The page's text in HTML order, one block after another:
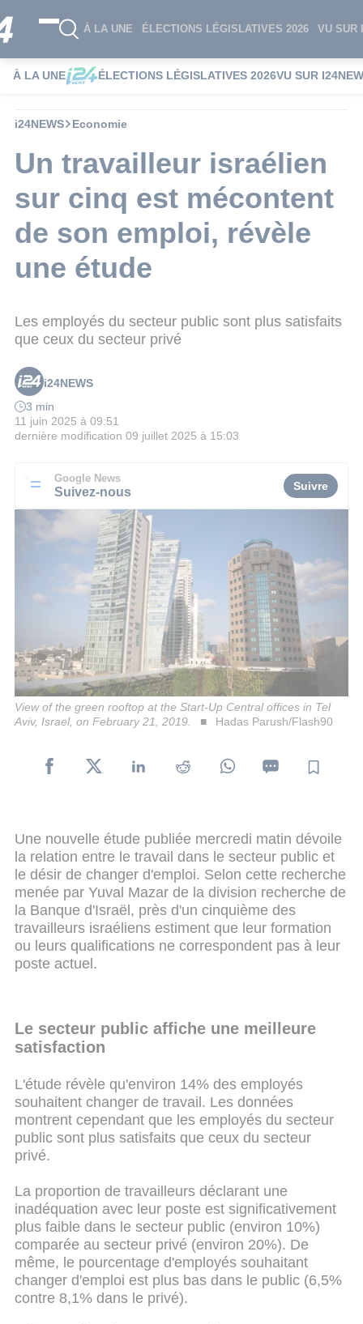
À LA UNE ÉLECTIONS LÉGISLATIVES 2026 VU SUR
À LA UNE ÉLECTIONS LÉGISLATIVES 2026VU SUR
i24NEWS Economie
Un travailleur israélien
sur cinq est mécontent
de son emploi, révèle
une étude
Les employés du secteur public sont plus satisfaits
que ceux du secteur privé
i24NEWS
3 min
11 juin 2025 à 09:51
dernière modification 09 juillet 2025 à 15:03
Google News
Suivez-nous Suivre
View of the green rooftop at the Start-Up Central offices in Tel
Aviv, Israel, on February 21, 2019.
Hadas Parush/Flash90
Une nouvelle étude publiée mercredi matin dévoile
la relation entre le travail dans le secteur public et
le désir de changer d'emploi. Selon cette recherche
menée par Yuval Mazar de la division recherche de
la Banque d'Israël, près d'un cinquième des
travailleurs israéliens estiment que leur formation
ou leurs qualifications ne correspondent pas à leur
poste actuel.
Le secteur public affiche une meilleure
satisfaction
L'étude révèle qu'environ 14% des employés
souhaitent changer de travail. Les données
montrent cependant que les employés du secteur
public sont plus satisfaits que ceux du secteur
privé.
La proportion de travailleurs déclarant une
inadéquation avec leur poste est significativement
plus faible dans le secteur public (environ 10%)
comparée au secteur privé (environ 20%). De
même, le pourcentage d'employés souhaitant
changer d'emploi est plus bas dans le public (6,5%
contre 8,1% dans le privé).